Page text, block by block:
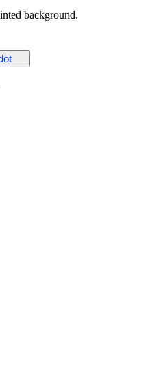
background.
animation cel will be shipped